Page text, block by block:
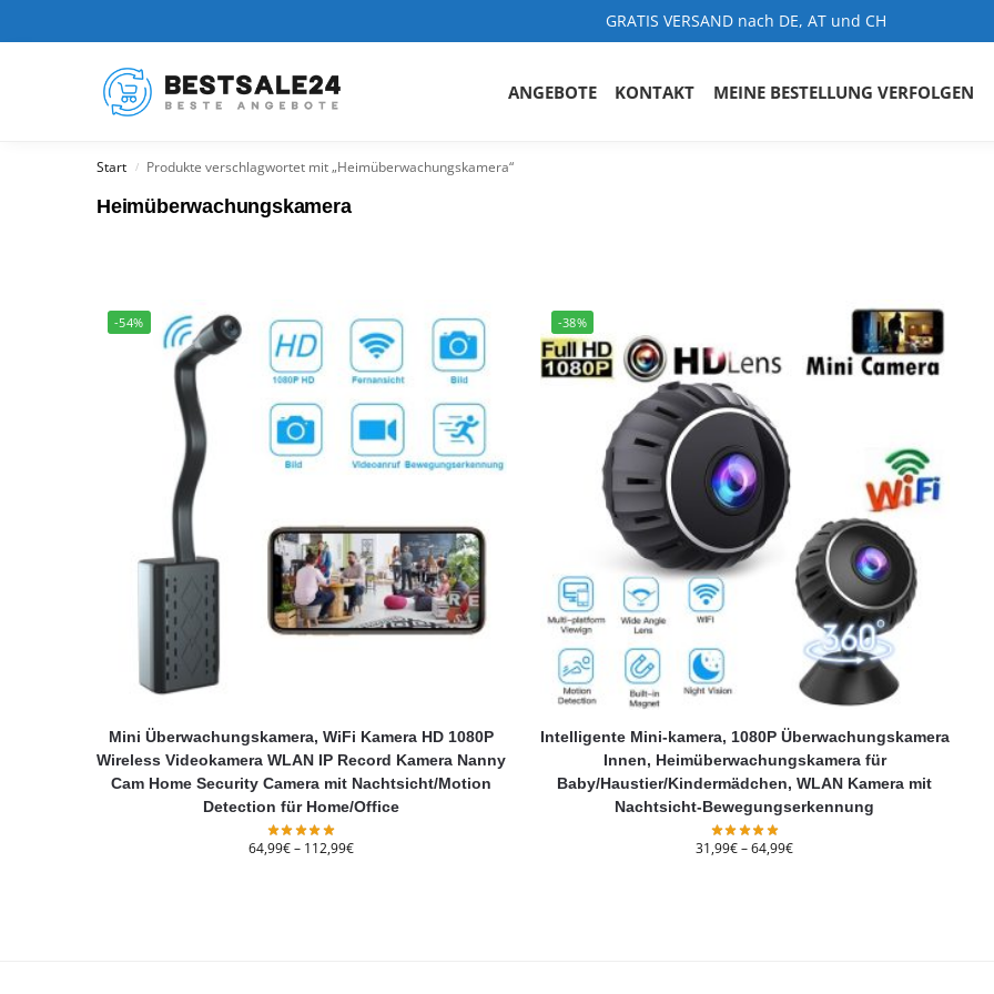
GRATIS VERSAND nach DE, AT und CH
ANGEBOTE KONTAKT MEINE BESTELLUNG VERFOLGEN
Start / Produkte verschlagwortet mit „Heimüberwachungskamera“
Heimüberwachungskamera
-54%
Mini Überwachungskamera, WiFi Kamera HD 1080P
Wireless Videokamera WLAN IP Record Kamera Nanny
Cam Home Security Camera mit Nachtsicht/Motion
Detection für Home/Office
64,99€– 112,99€
-38%
Intelligente Mini-kamera, 1080P Überwachungskamera
Innen, Heimüberwachungskamera für
Baby/Haustier/Kindermädchen, WLAN Kamera mit
Nachtsicht-Bewegungserkennung
31,99€ –64,99€